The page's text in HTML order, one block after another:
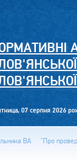
07 серпня 2026
ВА "Про